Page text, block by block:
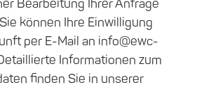
Bearbeitung Ihrer Anfrage
können Ihre Einwilligung
per E-Mail an info@ewc-
Informationen zum
finden Sie in unserer